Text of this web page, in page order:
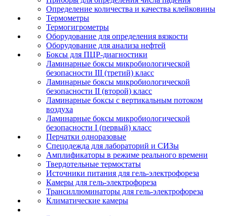
Определение количества и качества клейковины
Термометры
Термогигрометры
Оборудование для определения вязкости
Оборудование для анализа нефтей
Боксы для ПЦР-диагностики
Ламинарные боксы микробиологической
безопасности III (третий) класс
Ламинарные боксы микробиологической
безопасности II (второй) класс
Ламинарные боксы с вертикальным потоком
воздуха
Ламинарные боксы микробиологической
безопасности I (первый) класс
Перчатки одноразовые
Спецодежда для лабораторий и СИЗы
Амплификаторы в режиме реального времени
Твердотельные термостаты
Источники питания для гель-электрофореза
Камеры для гель-электрофореза
Трансиллюминаторы для гель-электрофореза
Климатические камеры